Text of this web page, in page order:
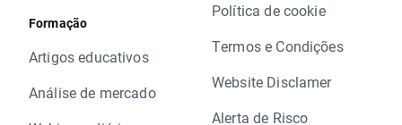
Formação
Artigos educativos
Análise de mercado
Política de cookie
Termos e Condições
Website Disclamer
Alerta de Risco